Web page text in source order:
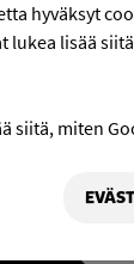
hyväksyt
lukea lisää
siitä, miten